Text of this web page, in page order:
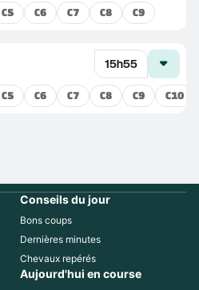
C5 C6 C7 C8 C9
15h55
C5 C6 C7 C8 C9 C10
Conseils du jour
Bons coups
Dernières minutes
Chevaux repérés
Aujourd'hui en course